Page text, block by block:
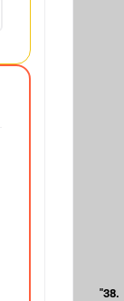
"38.